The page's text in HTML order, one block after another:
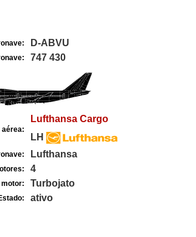
D-ABVU
747 430
aérea:
Lufthansa Cargo
LH
Lufthansa
4
motor: Turbojato
ativo